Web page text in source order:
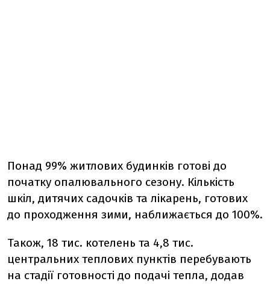
Понад 99% житлових будинків готові до
початку опалювального сезону. Кількість
шкіл, дитячих садочків та лікарень, готових
до проходження зими, наближається до 100%.
Також, 18 тис. котелень та 4,8 тис.
центральних теплових пунктів перебувають
на стадії готовності до подачі тепла, додав